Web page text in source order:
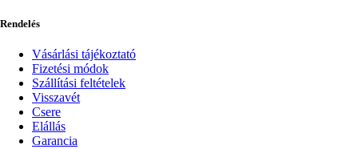
Rendelés
Vásárlási tájékoztató
Fizetési módok
Szállítási feltételek
Visszavét
Csere
Elállás
Garancia